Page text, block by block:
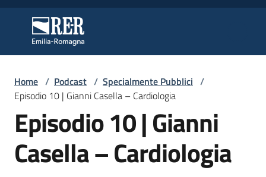
Regione Emilia-Romagna
Regione Emilia-Romagna
Regione
Novità
Home / Podcast / Specialmente Pubblici /
Episodio 10 | Gianni Casella – Cardiologia
Episodio 10 | Gianni
Casella – Cardiologia